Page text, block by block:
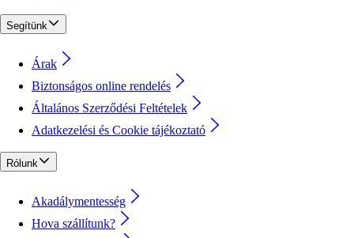
Segítünk
Árak
Biztonságos online rendelés
Általános Szerződési Feltételek
Adatkezelési és Cookie tájékoztató
Rólunk
Akadálymentesség
Hova szállítunk?